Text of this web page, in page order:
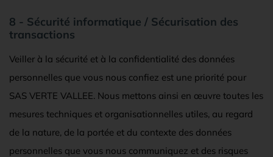
8 - Sécurité informatique / Sécurisation des
transactions
Veiller à la sécurité et à la confidentialité des données
personnelles que vous nous confiez est une priorité pour
SAS VERTE VALLEE. Nous mettons ainsi en œuvre toutes les
mesures techniques et organisationnelles utiles, au regard
de la nature, de la portée et du contexte des données
personnelles que vous nous communiquez et des risques